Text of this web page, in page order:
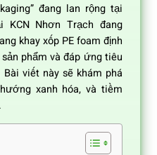
đang lan rộng tại
Nhơn Trạch đang
khay xốp PE foam định
phẩm và đáp ứng tiêu
viết này sẽ khám phá
xanh hóa, và tiềm